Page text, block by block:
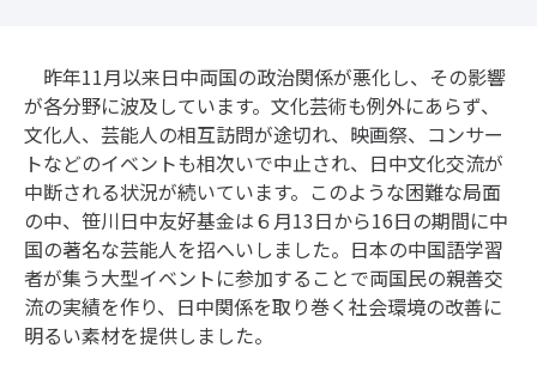
昨年11月以来日中両国の政治関係が悪化し、その影響
が各分野に波及しています。文化芸術も例外にあらず、
文化人、芸能人の相互訪問が途切れ、映画祭、コンサー
トなどのイベントも相次いで中止され、日中文化交流が
中断される状況が続いています。このような困難な局面
の中、笹川日中友好基金は６月13日から16日の期間に中
国の著名な芸能人を招へいしました。日本の中国語学習
者が集う大型イベントに参加することで両国民の親善交
流の実績を作り、日中関係を取り巻く社会環境の改善に
明るい素材を提供しました。